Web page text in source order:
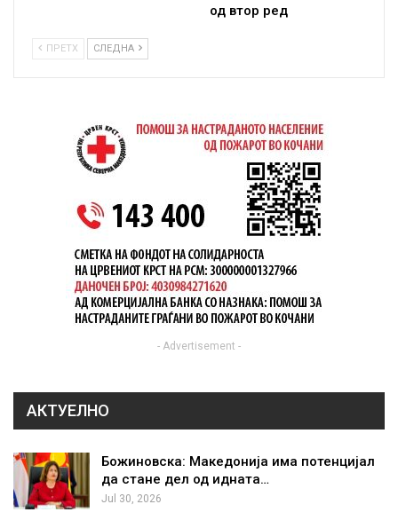
од втор ред
ПРЕТХ СЛЕДНА
- Advertisement -
АКТУЕЛНО
Божиновска: Македонија има потенцијал
да стане дел од идната…
Jul 30, 2026